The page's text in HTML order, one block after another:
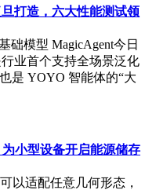
能力，但其稳定性、可
待考验；OpenClaw在
和经济性方面的讨论和批
面临硬件制造、仿真与
）差异等深层挑战。
打造，六大性能测试领
础模型 MagicAgent今日
业首个支持全场景泛化
是 YOYO 智能体的“大
小型设备开启能源储存
以适配任意几何形态，